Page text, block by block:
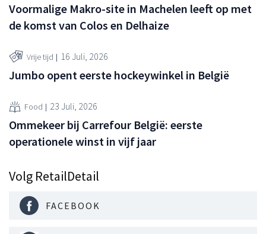
Voormalige Makro-site in Machelen leeft op met
de komst van Colos en Delhaize
Vrije tijd 16 Juli, 2026
Jumbo opent eerste hockeywinkel in België
Food 23 Juli, 2026
Ommekeer bij Carrefour België: eerste
operationele winst in vijf jaar
Volg RetailDetail
FACEBOOK